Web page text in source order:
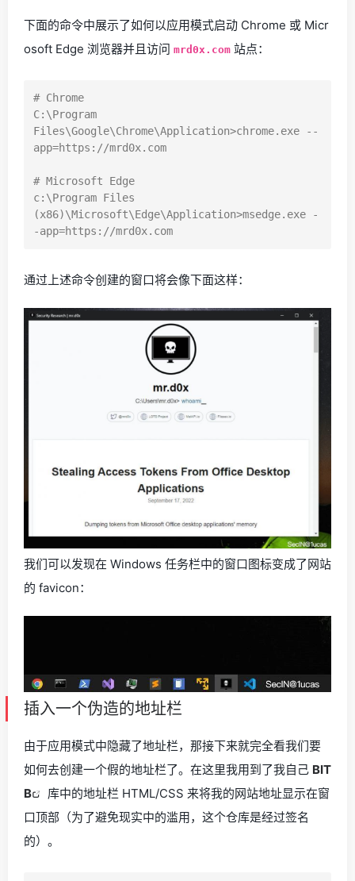
下面的命令中展示了如何以应用模式启动 Chrome 或 Micr
osoft Edge 浏览器并且访问 mrd0x.com 站点：
# Chrome
C:\Program
Files\Google\Chrome\Application>chrome.exe --
app=https://mrd0x.com
# Microsoft Edge
c:\Program Files
(x86)\Microsoft\Edge\Application>msedge.exe -
通过上述命令创建的窗口将会像下面这样：
我们可以发现在 Windows 任务栏中的窗口图标变成了网站
的 favicon：
插入一个伪造的地址栏
由于应用模式中隐藏了地址栏，那接下来就完全看我们要
如何去创建一个假的地址栏了。在这里我用到了我自己 BIT
B
库中的地址栏 HTML/CSS 来将我的网站地址显示在窗
口顶部（为了避免现实中的滥用，这个仓库是经过签名
的）。